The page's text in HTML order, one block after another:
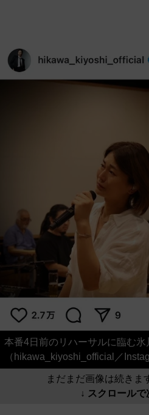
本番4日前のリハーサルに臨む氷
（hikawa_kiyoshi_official／
まだまだ画像は続きま
↓ スクロールで